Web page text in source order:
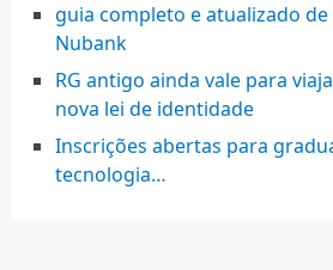
guia completo e atualizado
Nubank
RG antigo ainda vale para
nova lei de identidade
Inscrições abertas para
tecnologia…